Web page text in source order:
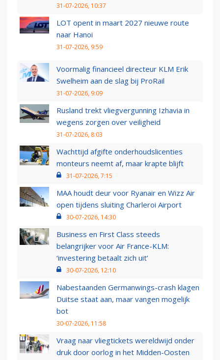
31-07-2026, 10:37
LOT opent in maart 2027 nieuwe route
naar Hanoi
31-07-2026, 9:59
Voormalig financieel directeur KLM Erik
Swelheim aan de slag bij ProRail
31-07-2026, 9:09
Rusland trekt vliegvergunning Izhavia in
wegens zorgen over veiligheid
31-07-2026, 8:03
Wachttijd afgifte onderhoudslicenties
monteurs neemt af, maar krapte blijft
31-07-2026, 7:15
MAA houdt deur voor Ryanair en Wizz Air
open tijdens sluiting Charleroi Airport
30-07-2026, 14:30
Business en First Class steeds
belangrijker voor Air France-KLM:
‘investering betaalt zich uit’
30-07-2026, 12:10
Nabestaanden Germanwings-crash klagen
Duitse staat aan, maar vangen mogelijk
bot
30-07-2026, 11:58
Vraag naar vliegtickets wereldwijd onder
druk door oorlog in het Midden-Oosten